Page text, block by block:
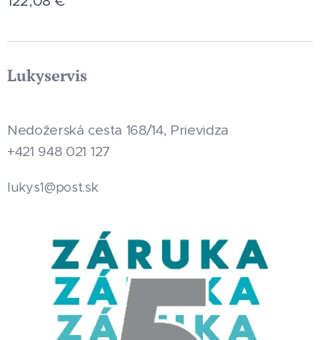
Lukyservis
Nedožerská cesta 168/14, Prievidza
+421 948 021 127
lukys1@post.sk